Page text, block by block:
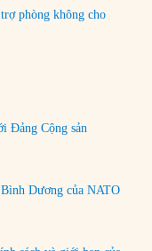
phòng không cho
Đảng Cộng sản
Dương của NATO